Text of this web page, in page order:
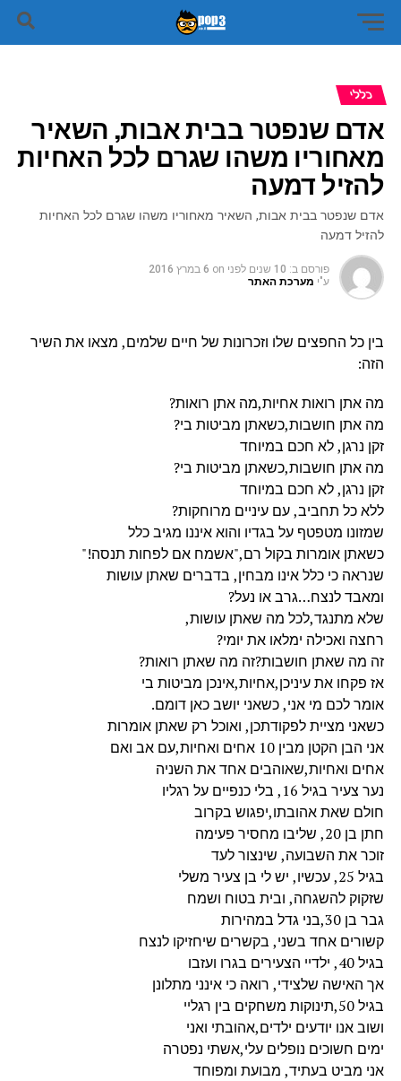
כללי
אדם שנפטר בבית אבות, השאיר
מאחוריו משהו שגרם לכל האחיות
להזיל דמעה
אדם שנפטר בבית אבות, השאיר מאחוריו משהו שגרם לכל האחיות
להזיל דמעה
פורסם ב: 10 שנים לפני on 6 במרץ 2016
ע"י מערכת האתר
בין כל החפצים שלו וזכרונות של חיים שלמים, מצאו את השיר
הזה:
מה אתן רואות אחיות,מה אתן רואות?
מה אתן חושבות,כשאתן מביטות בי?
זקן נרגן, לא חכם במיוחד
מה אתן חושבות,כשאתן מביטות בי?
זקן נרגן, לא חכם במיוחד
ללא כל תחביב, עם עיניים מרוחקות?
שמזונו מטפטף על בגדיו והוא איננו מגיב כלל
כשאתן אומרות בקול רם,"אשמח אם לפחות תנסה!"
שנראה כי כלל אינו מבחין, בדברים שאתן עושות
ומאבד לנצח…גרב או נעל?
שלא מתנגד,לכל מה שאתן עושות,
רחצה ואכילה ימלאו את יומי?
זה מה שאתן חושבות?זה מה שאתן רואות?
אז פקחו את עיניכן,אחיות,אינכן מביטות בי
אומר לכם מי אני, כשאני יושב כאן דומם.
כשאני מציית לפקודתכן, ואוכל רק שאתן אומרות
אני הבן הקטן מבין 10 אחים ואחיות,עם אב ואם
אחים ואחיות,שאוהבים אחד את השניה
נער צעיר בגיל 16, בלי כנפיים על רגליו
חולם שאת אהובתו,יפגוש בקרוב
חתן בן 20, שליבו מחסיר פעימה
זוכר את השבועה, שינצור לעד
בגיל 25, עכשיו, יש לי בן צעיר משלי
שזקוק להשגחה, ובית בטוח ושמח
גבר בן 30,בני גדל במהירות
קשורים אחד בשני, בקשרים שיחזיקו לנצח
בגיל 40, ילדיי הצעירים בגרו ועזבו
אך האישה שלצידי, רואה כי אינני מתלונן
בגיל 50,תינוקות משחקים בין רגליי
ושוב אנו יודעים ילדים,אהובתי ואני
ימים חשוכים נופלים עלי,אשתי נפטרה
אני מביט בעתיד, מבועת ומפוחד